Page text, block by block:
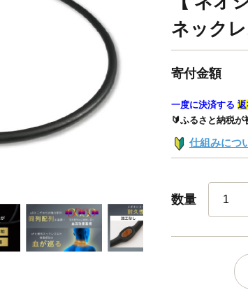
ネックレ
寄付金額
一度に決済する
🔰ふるさと納税が
仕組みにつ
数量